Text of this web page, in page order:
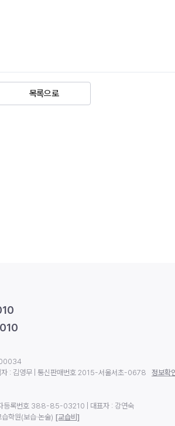
목록으로
00034
자 : 김영무 | 통신판매번호 2015-서울서초-0678 정보확
등록번호 388-85-03210 | 대표자 : 강연숙
학원(보습·논술) [교습비]